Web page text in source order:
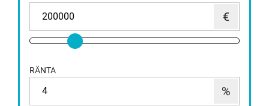
RÄNTA